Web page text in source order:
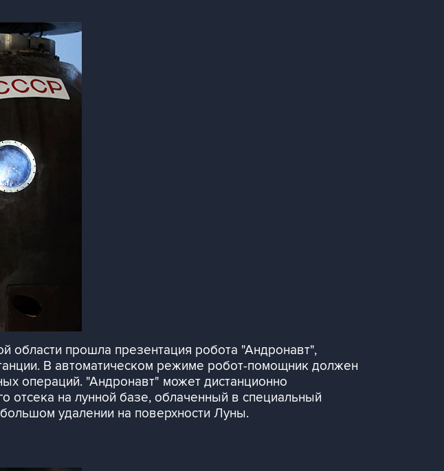
области прошла презентация робота "Андронавт",
В автоматическом режиме робот-помощник должен
операций. "Андронавт" может дистанционно
отсека на лунной базе, облаченный в специальный
удалении на поверхности Луны.